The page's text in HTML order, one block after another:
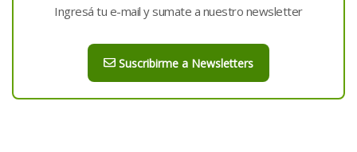
Ingresá tu e-mail y sumate a nuestro newsletter
Suscribirme a Newsletters